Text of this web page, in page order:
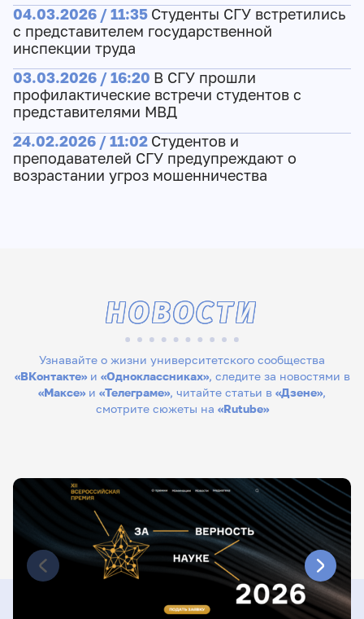
04.03.2026 / 11:35 Студенты СГУ встретились
с представителем государственной
инспекции труда
03.03.2026 / 16:20 В СГУ прошли
профилактические встречи студентов с
представителями МВД
24.02.2026 / 11:02 Студентов и
преподавателей СГУ предупреждают о
возрастании угроз мошенничества
Узнавайте о жизни университетского сообщества
«ВКонтакте»и «Одноклассниках», следите за новостями в
«Максе» и «Телеграме», читайте статьи в «Дзене»,
смотрите сюжеты на «Rutube»
НОВОСТИ